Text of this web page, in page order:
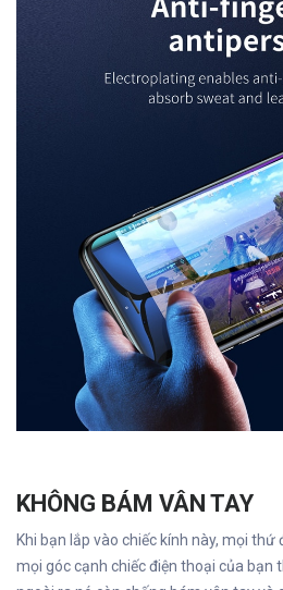
KHÔNG BÁM VÂN TAY
Khi bạn lắp vào chiếc kính này, mọi thứ
mọi góc cạnh chiếc điện thoại của bạn